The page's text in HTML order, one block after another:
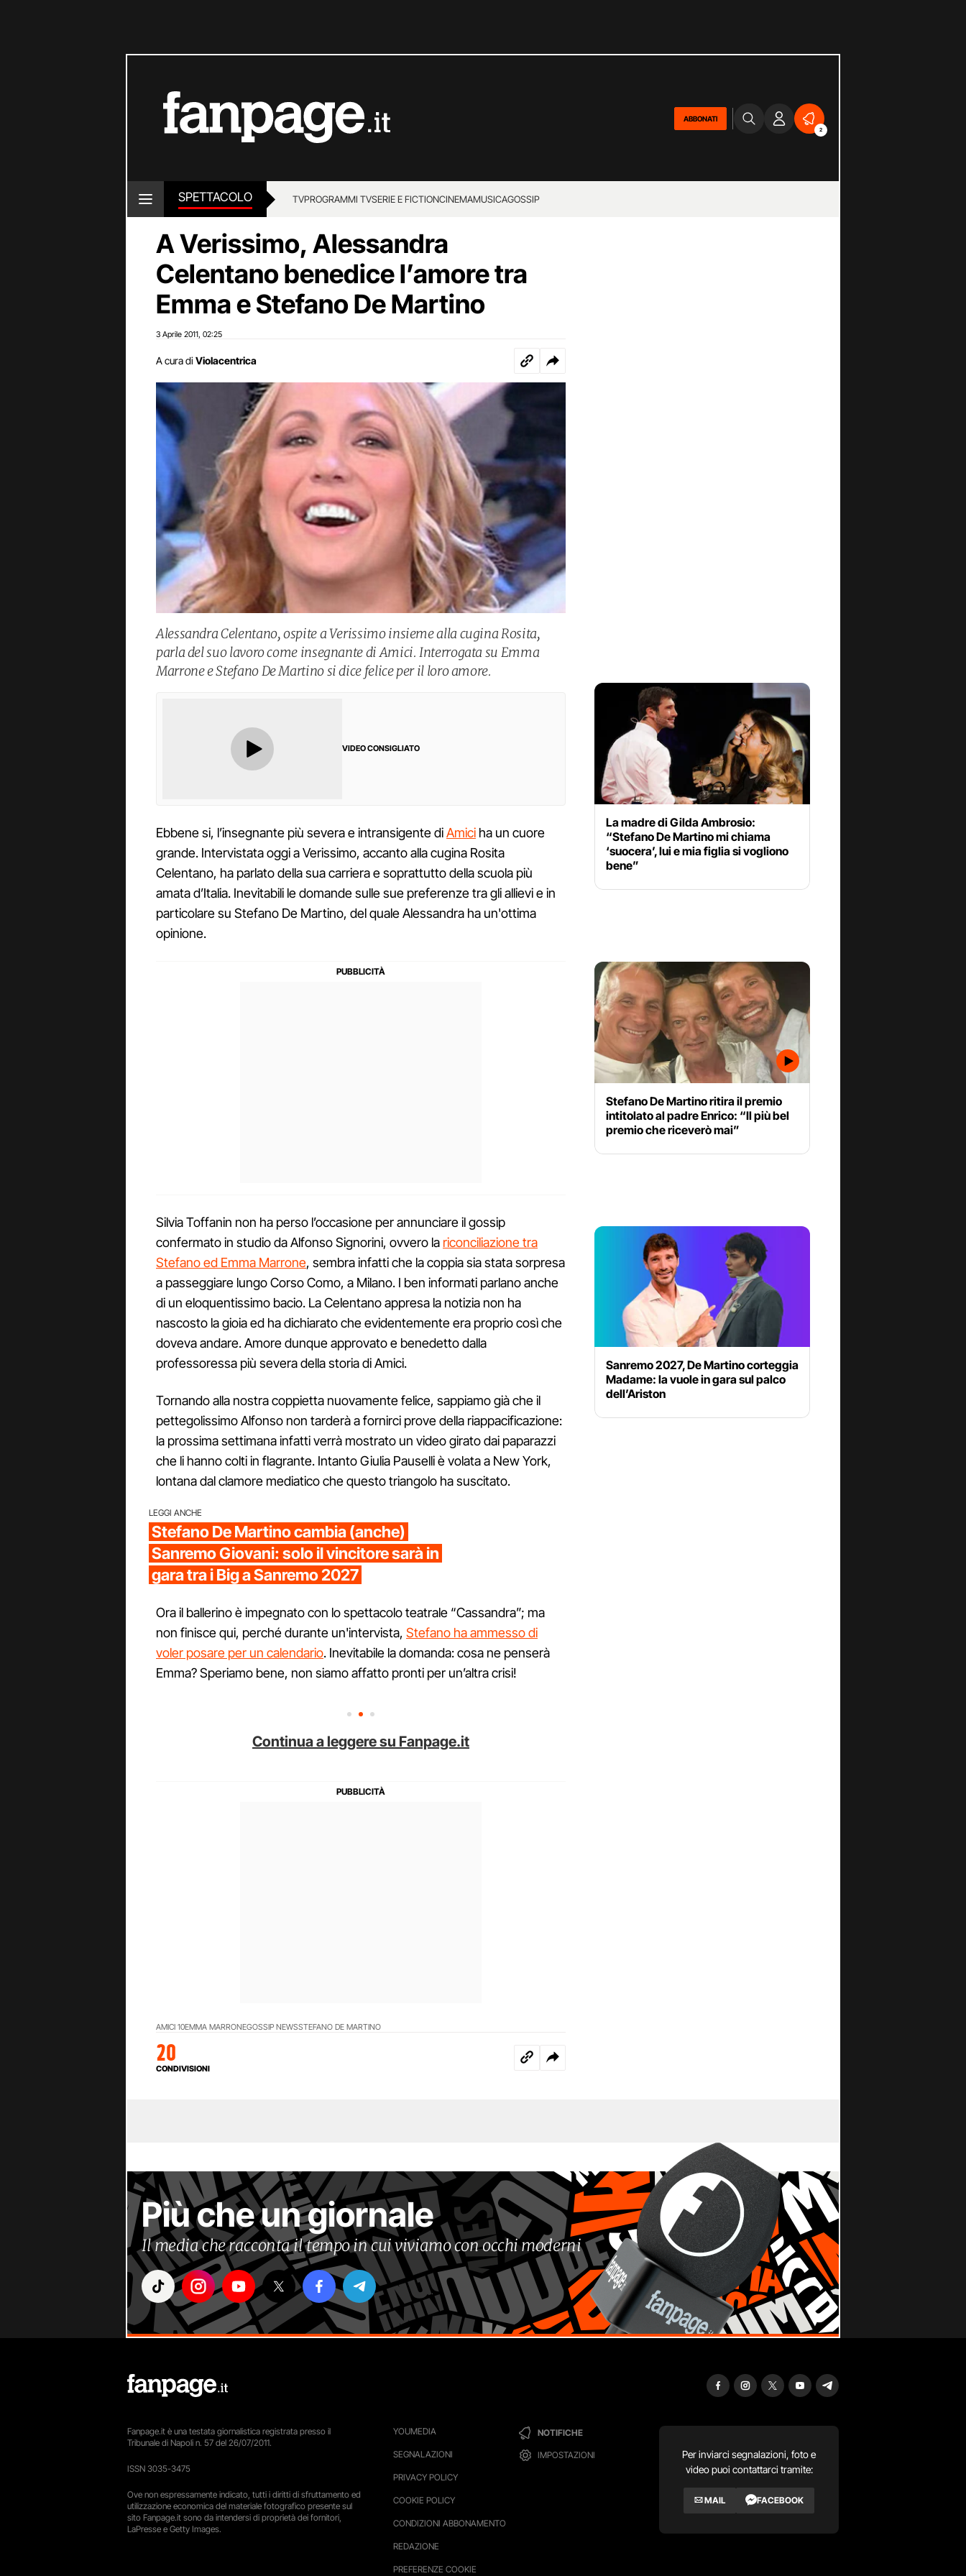
ABBONATI
2
SPETTACOLO TVPROGRAMMI TVSERIE E FICTIONCINEMAMUSICAGOSSIP
A Verissimo, Alessandra
Celentano benedice l’amore tra
Emma e Stefano De Martino
3 Aprile 2011 02:25
A cura di Violacentrica
Alessandra Celentano, ospite a Verissimo insieme alla cugina Rosita,
parla del suo lavoro come insegnante di Amici. Interrogata su Emma
Marrone e Stefano De Martino si dice felice per il loro amore.
VIDEO CONSIGLIATO
Ebbene si, l’insegnante più severa e intransigente diAmici ha un cuore
grande. Intervistata oggi a Verissimo, accanto alla cugina Rosita
Celentano, ha parlato della sua carriera e soprattutto della scuola più
amata d’Italia. Inevitabili le domande sulle sue preferenze tra gli allievi e in
particolare su Stefano De Martino, del quale Alessandra ha un'ottima
opinione.
Silvia Toffanin non ha perso l’occasione per annunciare il gossip
confermato in studio da Alfonso Signorini, ovvero la riconciliazione tra
Stefano ed Emma Marrone, sembra infatti che la coppia sia stata sorpresa
a passeggiare lungo Corso Como, a Milano. I ben informati parlano anche
di un eloquentissimo bacio. La Celentano appresa la notizia non ha
nascosto la gioia ed ha dichiarato che evidentemente era proprio così che
doveva andare. Amore dunque approvato e benedetto dalla
professoressa più severa della storia di Amici.
Tornando alla nostra coppietta nuovamente felice, sappiamo già che il
pettegolissimo Alfonso non tarderà a fornirci prove della riappacificazione:
la prossima settimana infatti verrà mostrato un video girato dai paparazzi
che li hanno colti in flagrante. Intanto Giulia Pauselli è volata a New York,
lontana dal clamore mediatico che questo triangolo ha suscitato.
LEGGI ANCHE
Stefano De Martino cambia (anche)
Sanremo Giovani: solo il vincitore sarà in
gara tra i Big a Sanremo 2027
Ora il ballerino è impegnato con lo spettacolo teatrale “Cassandra”; ma
non finisce qui, perché durante un'intervista, Stefano ha ammesso di
voler posare per un calendario. Inevitabile la domanda: cosa ne penserà
Emma? Speriamo bene, non siamo affatto pronti per un’altra crisi!
Continua a leggere su Fanpage.it
AMICI 10EMMA MARRONEGOSSIP NEWSSTEFANO DE MARTINO
20
CONDIVISIONI
La madre di Gilda Ambrosio:
“Stefano De Martino mi chiama
‘suocera’, lui e mia figlia si vogliono
bene”
Stefano De Martino ritira il premio
intitolato al padre Enrico: “Il più bel
premio che riceverò mai”
Sanremo 2027, De Martino corteggia
Madame: la vuole in gara sul palco
dell’Ariston
Più che un giornale
Il media che racconta il tempo in cui viviamo con occhi moderni
YOUMEDIA
SEGNALAZIONI
PRIVACY POLICY
COOKIE POLICY
CONDIZIONI ABBONAMENTO
REDAZIONE
PREFERENZE COOKIE
NOTIFICHE
IMPOSTAZIONI
Per inviarci segnalazioni, foto e
video puoi contattarci tramite:
MAIL FACEBOOK
Fanpage.it è una testata giornalistica registrata presso il
Tribunale di Napoli n. 57 del 26/07/2011.
ISSN 3035-3475
Ove non espressamente indicato, tutti i diritti di sfruttamento ed
utilizzazione economica del materiale fotografico presente sul
sito Fanpage.it sono da intendersi di proprietà dei fornitori,
LaPresse e Getty Images.